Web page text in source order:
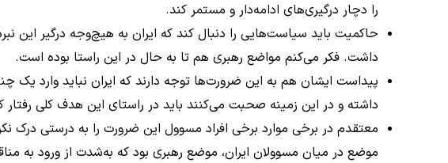
را دچار درگیری‌های ادامه‌دار و مستمر کند.
حاکمیت باید سیاست‌هایی را دنبال کند که ایران به هیچ‌وجه درگیر این
داشت. فکر می‌کنم مواضع رهبری هم تا به حال در این راستا بوده است.
پیداست ایشان هم به این ضرورت‌ها توجه دارند که ایران نباید وارد یک
داشته و در این زمینه صحبت می‌کنند باید در راستای این هدف کلی رفتار
معتقدم در برخی موارد برخی افراد مسوول این ضرورت را به درستی درک
موضع در میان مسوولان ایران، موضع رهبری بود که به‌شدت از ورود به